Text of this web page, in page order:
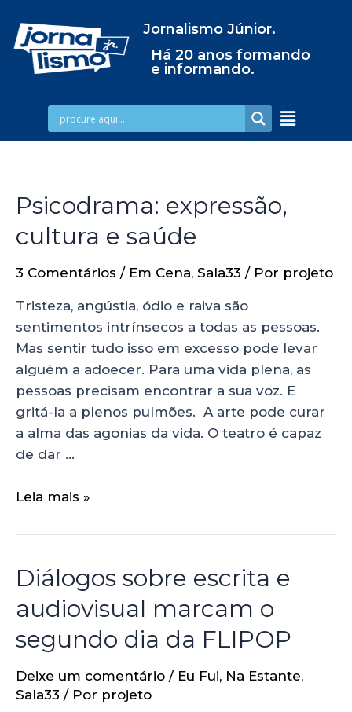
Jornalismo Júnior.
Há 20 anos formando
e informando.
Psicodrama: expressão,
cultura e saúde
3 Comentários / Em Cena, Sala33 / Por projeto
Tristeza, angústia, ódio e raiva são
sentimentos intrínsecos a todas as pessoas.
Mas sentir tudo isso em excesso pode levar
alguém a adoecer. Para uma vida plena, as
pessoas precisam encontrar a sua voz. E
gritá-la a plenos pulmões. A arte pode curar
a alma das agonias da vida. O teatro é capaz
de dar …
Leia mais »
Diálogos sobre escrita e
audiovisual marcam o
segundo dia da FLIPOP
Deixe um comentário / Eu Fui, Na Estante,
Sala33 / Por projeto